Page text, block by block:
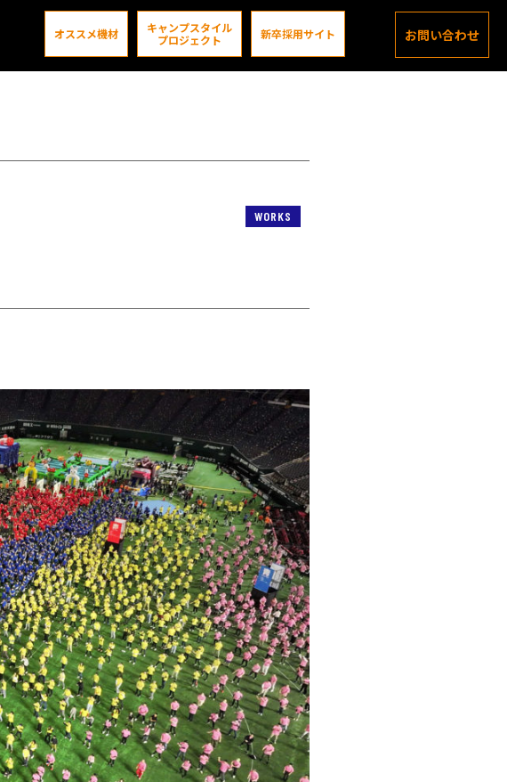
オススメ機材
キャンプスタイル
プロジェクト
新卒採用サイト お問い合わせ
WORKS